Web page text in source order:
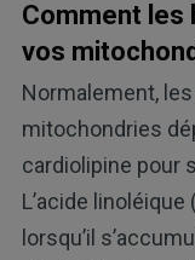
Comment les
vos
Normalement,
mitochondries
cardiolipine pour
L’acide
lorsqu’il